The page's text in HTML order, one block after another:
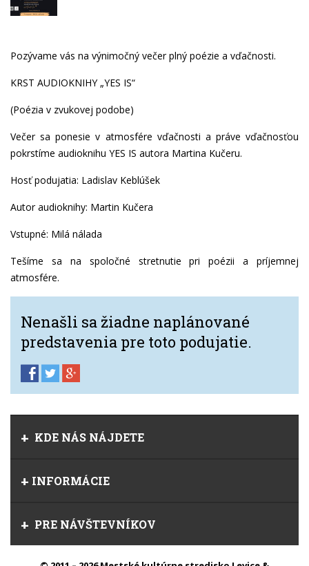
Pozývame vás na výnimočný večer plný poézie a vďačnosti.
KRST AUDIOKNIHY „YES IS“
(Poézia v zvukovej podobe)
Večer sa ponesie v atmosfére vďačnosti a práve vďačnosťou
pokrstíme audioknihu YES IS autora Martina Kučeru.
Hosť podujatia: Ladislav Keblúšek
Autor audioknihy: Martin Kučera
Vstupné: Milá nálada
Tešíme sa na spoločné stretnutie pri poézii a príjemnej
atmosfére.
Nenašli sa žiadne naplánované
predstavenia pre toto podujatie.
KDE NÁS NÁJDETE
INFORMÁCIE
PRE NÁVŠTEVNÍKOV